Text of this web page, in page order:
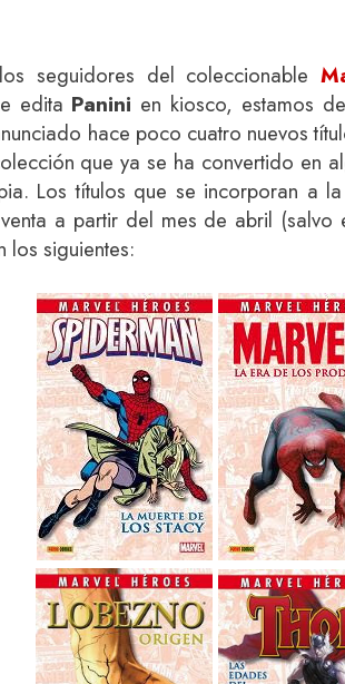
seguidores del coleccionable
edita Panini en kiosco, estamos
hace poco cuatro nuevos
que ya se ha convertido en
Los títulos que se incorporan a
a partir del mes de abril (salvo
los siguientes: